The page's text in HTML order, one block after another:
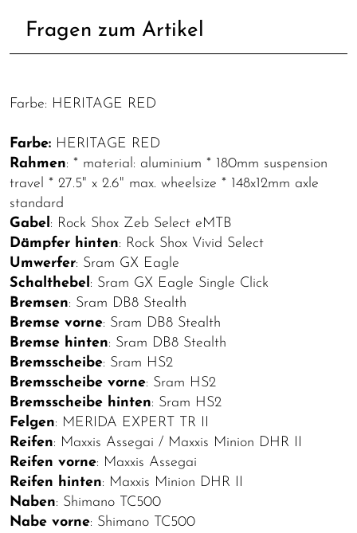
Fragen zum Artikel
Farbe: HERITAGE RED
Farbe: HERITAGE RED
Rahmen: * material: aluminium * 180mm suspension
travel * 27.5" x 2.6" max. wheelsize * 148x12mm axle
standard
Gabel: Rock Shox Zeb Select eMTB
Dämpfer hinten: Rock Shox Vivid Select
Umwerfer: Sram GX Eagle
Schalthebel: Sram GX Eagle Single Click
Bremsen: Sram DB8 Stealth
Bremse vorne: Sram DB8 Stealth
Bremse hinten: Sram DB8 Stealth
Bremsscheibe: Sram HS2
Bremsscheibe vorne: Sram HS2
Bremsscheibe hinten: Sram HS2
Felgen: MERIDA EXPERT TR II
Reifen: Maxxis Assegai / Maxxis Minion DHR II
Reifen vorne: Maxxis Assegai
Reifen hinten: Maxxis Minion DHR II
Naben: Shimano TC500
Nabe vorne: Shimano TC500